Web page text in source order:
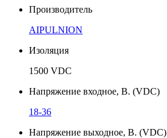
Производитель
AIPULNION
Изоляция
1500 VDC
Напряжение входное, В. (VDC)
18-36
Напряжение выходное, В. (VDC)